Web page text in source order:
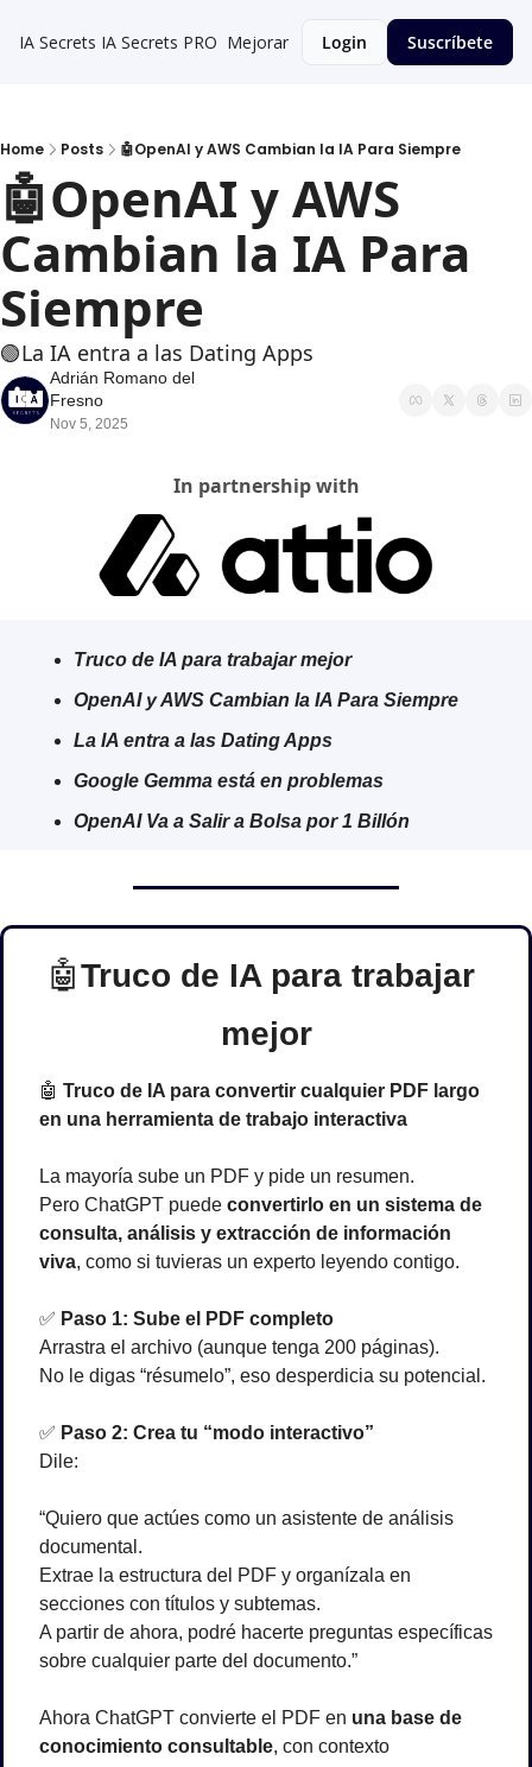
IA Secrets IA Secrets PRO Mejorar Login Suscríbete
Home Posts 🤖OpenAI y AWS Cambian la IA Para Siempre
🤖OpenAI y AWS
Cambian la IA Para
Siempre
🟢La IA entra a las Dating Apps
Adrián Romano del
Fresno
Nov 5, 2025
In partnership with
Truco de IA para trabajar mejor
OpenAI y AWS Cambian la IA Para Siempre
La IA entra a las Dating Apps
Google Gemma está en problemas
OpenAI Va a Salir a Bolsa por 1 Billón
🤖Truco de IA para trabajar
mejor
🤖 Truco de IA para convertir cualquier PDF largo
en una herramienta de trabajo interactiva
La mayoría sube un PDF y pide un resumen.
Pero ChatGPT puede convertirlo en un sistema de
consulta, análisis y extracción de información
viva, como si tuvieras un experto leyendo contigo.
✅ Paso 1: Sube el PDF completo
Arrastra el archivo (aunque tenga 200 páginas).
No le digas “résumelo”, eso desperdicia su potencial.
✅ Paso 2: Crea tu “modo interactivo”
Dile:
“Quiero que actúes como un asistente de análisis
documental.
Extrae la estructura del PDF y organízala en
secciones con títulos y subtemas.
A partir de ahora, podré hacerte preguntas específicas
sobre cualquier parte del documento.”
Ahora ChatGPT convierte el PDF en una base de
conocimiento consultable, con contexto